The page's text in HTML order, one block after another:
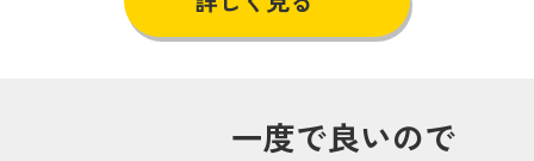
一度で良いので